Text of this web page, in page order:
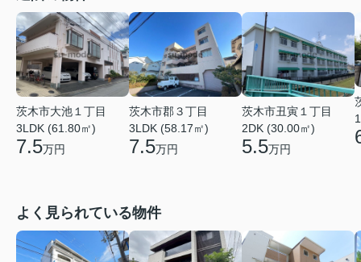
茨木市大池１丁目
3LDK (61.80㎡)
7.5万円
茨木市郡３丁目
3LDK (58.17㎡)
7.5万円
茨木市丑寅１丁目
2DK (30.00㎡)
5.5万円
よく見られている物件